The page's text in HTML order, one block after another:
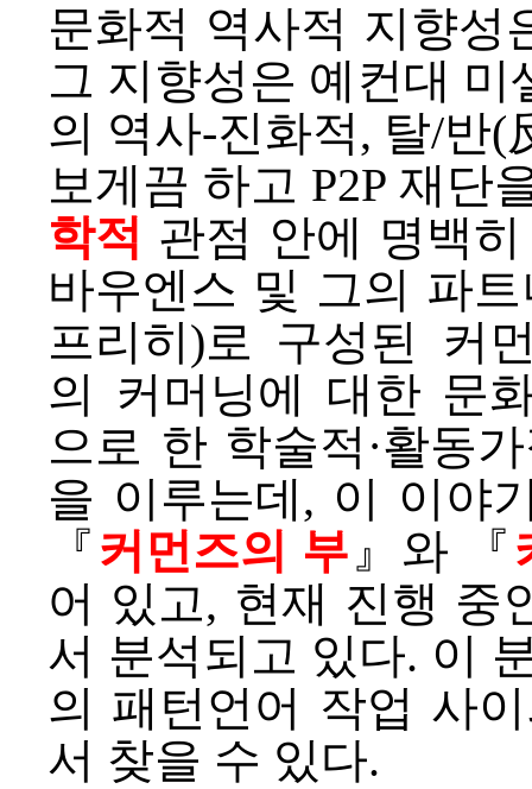
문화적 역사적 지향성
그 지향성은 예컨대
의 역사-진화적, 탈/반(
보게끔 하고 P2P 재단
학적 관점 안에 명백
바우엔스 및 그의 파
프리히)로 구성된 커
의 커머닝에 대한 문
으로 한 학술적·활동
을 이루는데, 이 이야
『 커먼즈의 부』와 『
어 있고, 현재 진행 중
서 분석되고 있다. 이
의 패턴언어 작업 사
서 찾을 수 있다.